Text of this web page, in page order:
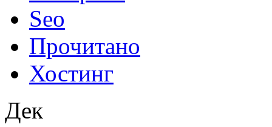
Seo
Прочитано
Хостинг
Дек